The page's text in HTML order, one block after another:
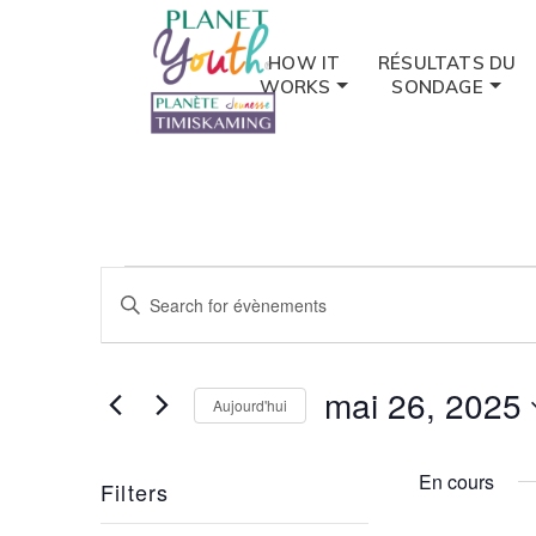
HOW IT
WORKS
RÉSULTATS DU
SONDAGE
Évènements
for
mai
26,
2025
Évènements
Search
and
Views
Navigation
Entrer
Recherche
par
mot
Aujourd'hui mai 26, 2025
Filters En cours